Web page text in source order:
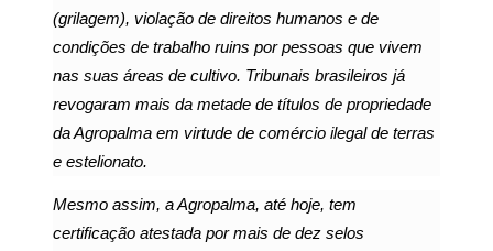
(grilagem), violação de direitos humanos e de
condições de trabalho ruins por pessoas que vivem
nas suas áreas de cultivo. Tribunais brasileiros já
revogaram mais da metade de títulos de propriedade
da Agropalma em virtude de comércio ilegal de terras
e estelionato.
Mesmo assim, a Agropalma, até hoje, tem
certificação atestada por mais de dez selos